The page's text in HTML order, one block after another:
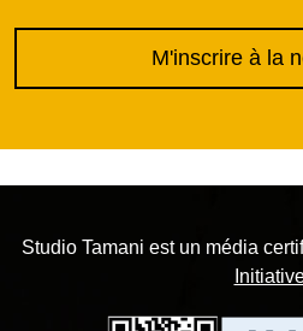
M'inscrire à la
Studio Tamani est un média